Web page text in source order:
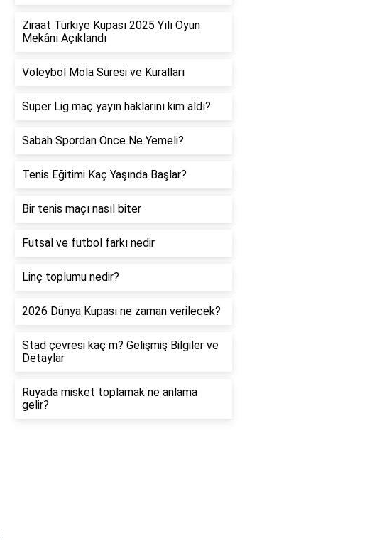
Ziraat Türkiye Kupası 2025 Yılı Oyun
Mekânı Açıklandı
Voleybol Mola Süresi ve Kuralları
Süper Lig maç yayın haklarını kim aldı?
Sabah Spordan Önce Ne Yemeli?
Tenis Eğitimi Kaç Yaşında Başlar?
Bir tenis maçı nasıl biter
Futsal ve futbol farkı nedir
Linç toplumu nedir?
2026 Dünya Kupası ne zaman verilecek?
Stad çevresi kaç m? Gelişmiş Bilgiler ve
Detaylar
Rüyada misket toplamak ne anlama
gelir?